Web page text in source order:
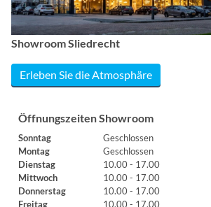
Showroom Sliedrecht
Erleben Sie die Atmosphäre
Öffnungszeiten Showroom
Sonntag
Geschlossen
Montag
Geschlossen
Dienstag
10.00 - 17.00
Mittwoch
10.00 - 17.00
Donnerstag
10.00 - 17.00
Freitag
10.00 - 17.00